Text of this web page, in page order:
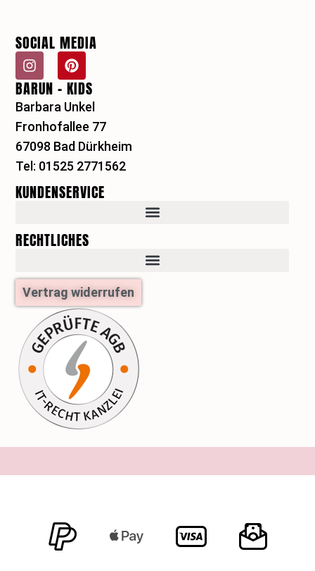
SOCIAL MEDIA
I
n
s
t
a
g
r
a
m
P
i
n
t
e
r
e
s
t
BARUN - KIDS
Barbara Unkel
Fronhofallee 77
67098 Bad Dürkheim
Tel: 01525 2771562
KUNDENSERVICE
RECHTLICHES
Vertrag widerrufen